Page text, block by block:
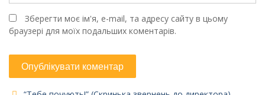
Зберегти моє ім'я, e-mail, та адресу сайту в цьому
браузері для моїх подальших коментарів.